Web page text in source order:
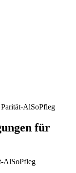
AlSoPfleg
für
AlSoPfleg